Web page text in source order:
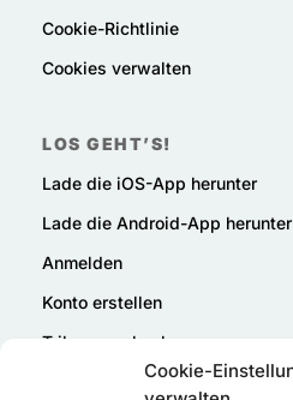
Cookie-
Cookie-Richtlinie
Cookies verwalten
LOS GEHT’S!
Lade die iOS-App herunter
Lade die Android-App herunter
Anmelden
Konto erstellen
Tribu verschenken